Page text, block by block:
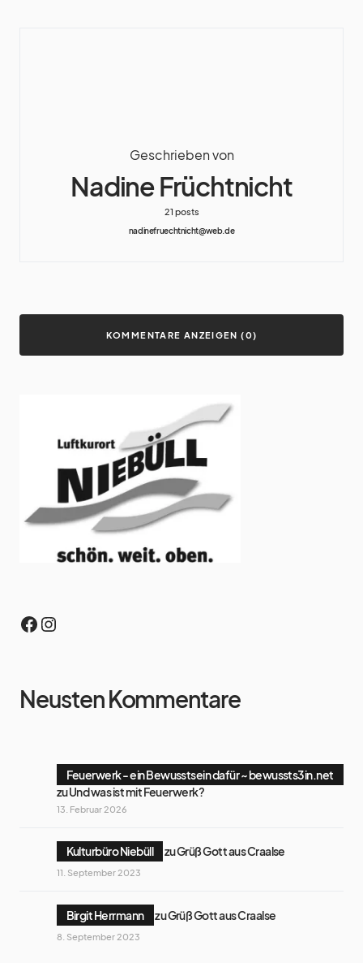
Geschrieben von
Nadine Früchtnicht
21 posts
nadinefruechtnicht@web.de
KOMMENTARE ANZEIGEN (0)
Neusten Kommentare
Feuerwerk - ein Bewusstsein dafür ~ bewussts3in.net
zuUnd was ist mit Feuerwerk?
13. Februar 2026
Kulturbüro Niebüll zuGrüß Gott aus Craalse
11. September 2023
Birgit Herrmann zuGrüß Gott aus Craalse
8. September 2023